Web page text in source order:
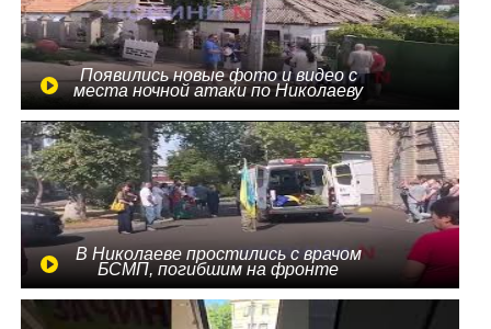
Появились новые фото и видео с
места ночной атаки по Николаеву
В Николаеве простились с врачом
БСМП, погибшим на фронте